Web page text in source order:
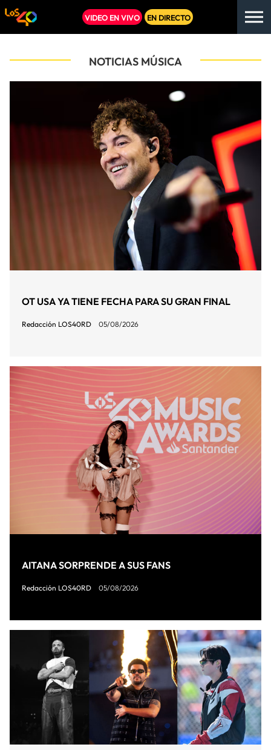
VIDEO EN VIVO EN DIRECTO
NOTICIAS MÚSICA
OT USA YA TIENE FECHA PARA SU GRAN FINAL
Redacción LOS40RD 05/08/2026
AITANA SORPRENDE A SUS FANS
Redacción LOS40RD 05/08/2026